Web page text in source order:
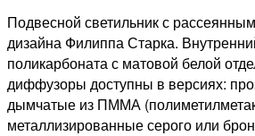
Подвесной светильник с
дизайна Филиппа Старка.
поликарбоната с матовой белой
диффузоры доступны в версиях:
дымчатые из ПММА
металлизированные серого или